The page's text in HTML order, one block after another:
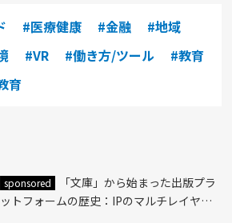
#医療健康 #金融
#地域
#VR #働き方/ツール
#教育
育
sponsored
「文庫」から始まった出版プラ
ットフォームの歴史：IPのマルチレイヤー